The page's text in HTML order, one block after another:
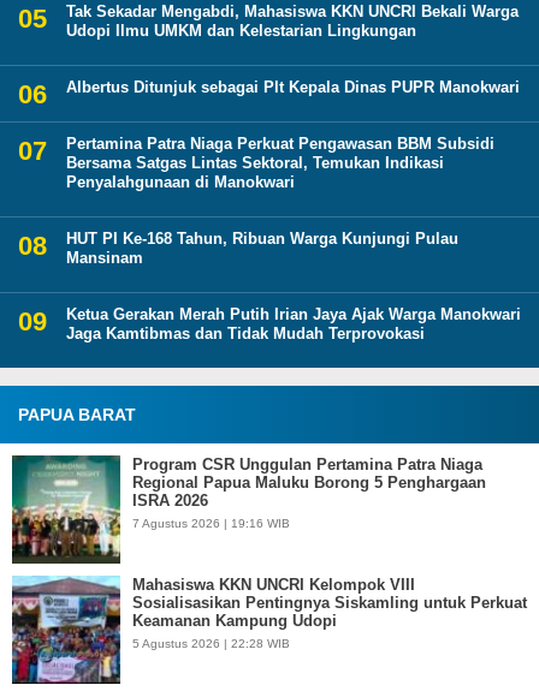
Tak Sekadar Mengabdi, Mahasiswa KKN UNCRI Bekali Warga
Udopi Ilmu UMKM dan Kelestarian Lingkungan
Albertus Ditunjuk sebagai Plt Kepala Dinas PUPR Manokwari
Pertamina Patra Niaga Perkuat Pengawasan BBM Subsidi
Bersama Satgas Lintas Sektoral, Temukan Indikasi
Penyalahgunaan di Manokwari
HUT PI Ke-168 Tahun, Ribuan Warga Kunjungi Pulau
Mansinam
Ketua Gerakan Merah Putih Irian Jaya Ajak Warga Manokwari
Jaga Kamtibmas dan Tidak Mudah Terprovokasi
PAPUA BARAT
Program CSR Unggulan Pertamina Patra Niaga
Regional Papua Maluku Borong 5 Penghargaan
ISRA 2026
7 Agustus 2026 | 19:16 WIB
Mahasiswa KKN UNCRI Kelompok VIII
Sosialisasikan Pentingnya Siskamling untuk Perkuat
Keamanan Kampung Udopi
5 Agustus 2026 | 22:28 WIB